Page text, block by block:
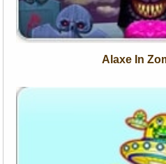
Alaxe In